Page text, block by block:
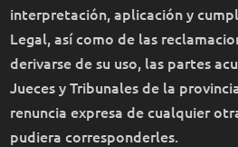
interpretación, aplicación y
Legal, así como de las
derivarse de su uso, las partes
Jueces y Tribunales de la
renuncia expresa de cualquier
pudiera corresponderles.